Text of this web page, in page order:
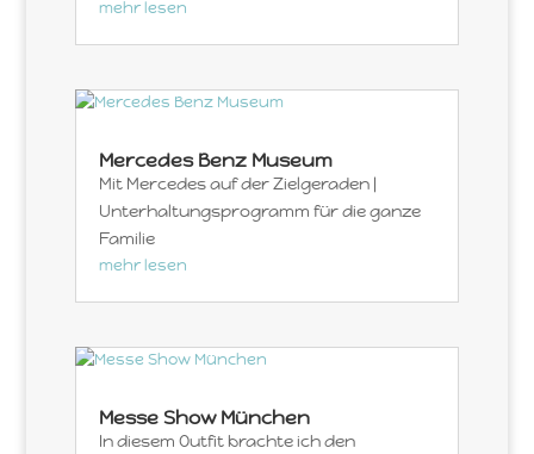
mehr lesen
Mercedes Benz Museum
Mit Mercedes auf der Zielgeraden |
Unterhaltungsprogramm für die ganze
Familie
mehr lesen
Messe Show München
In diesem Outfit brachte ich den